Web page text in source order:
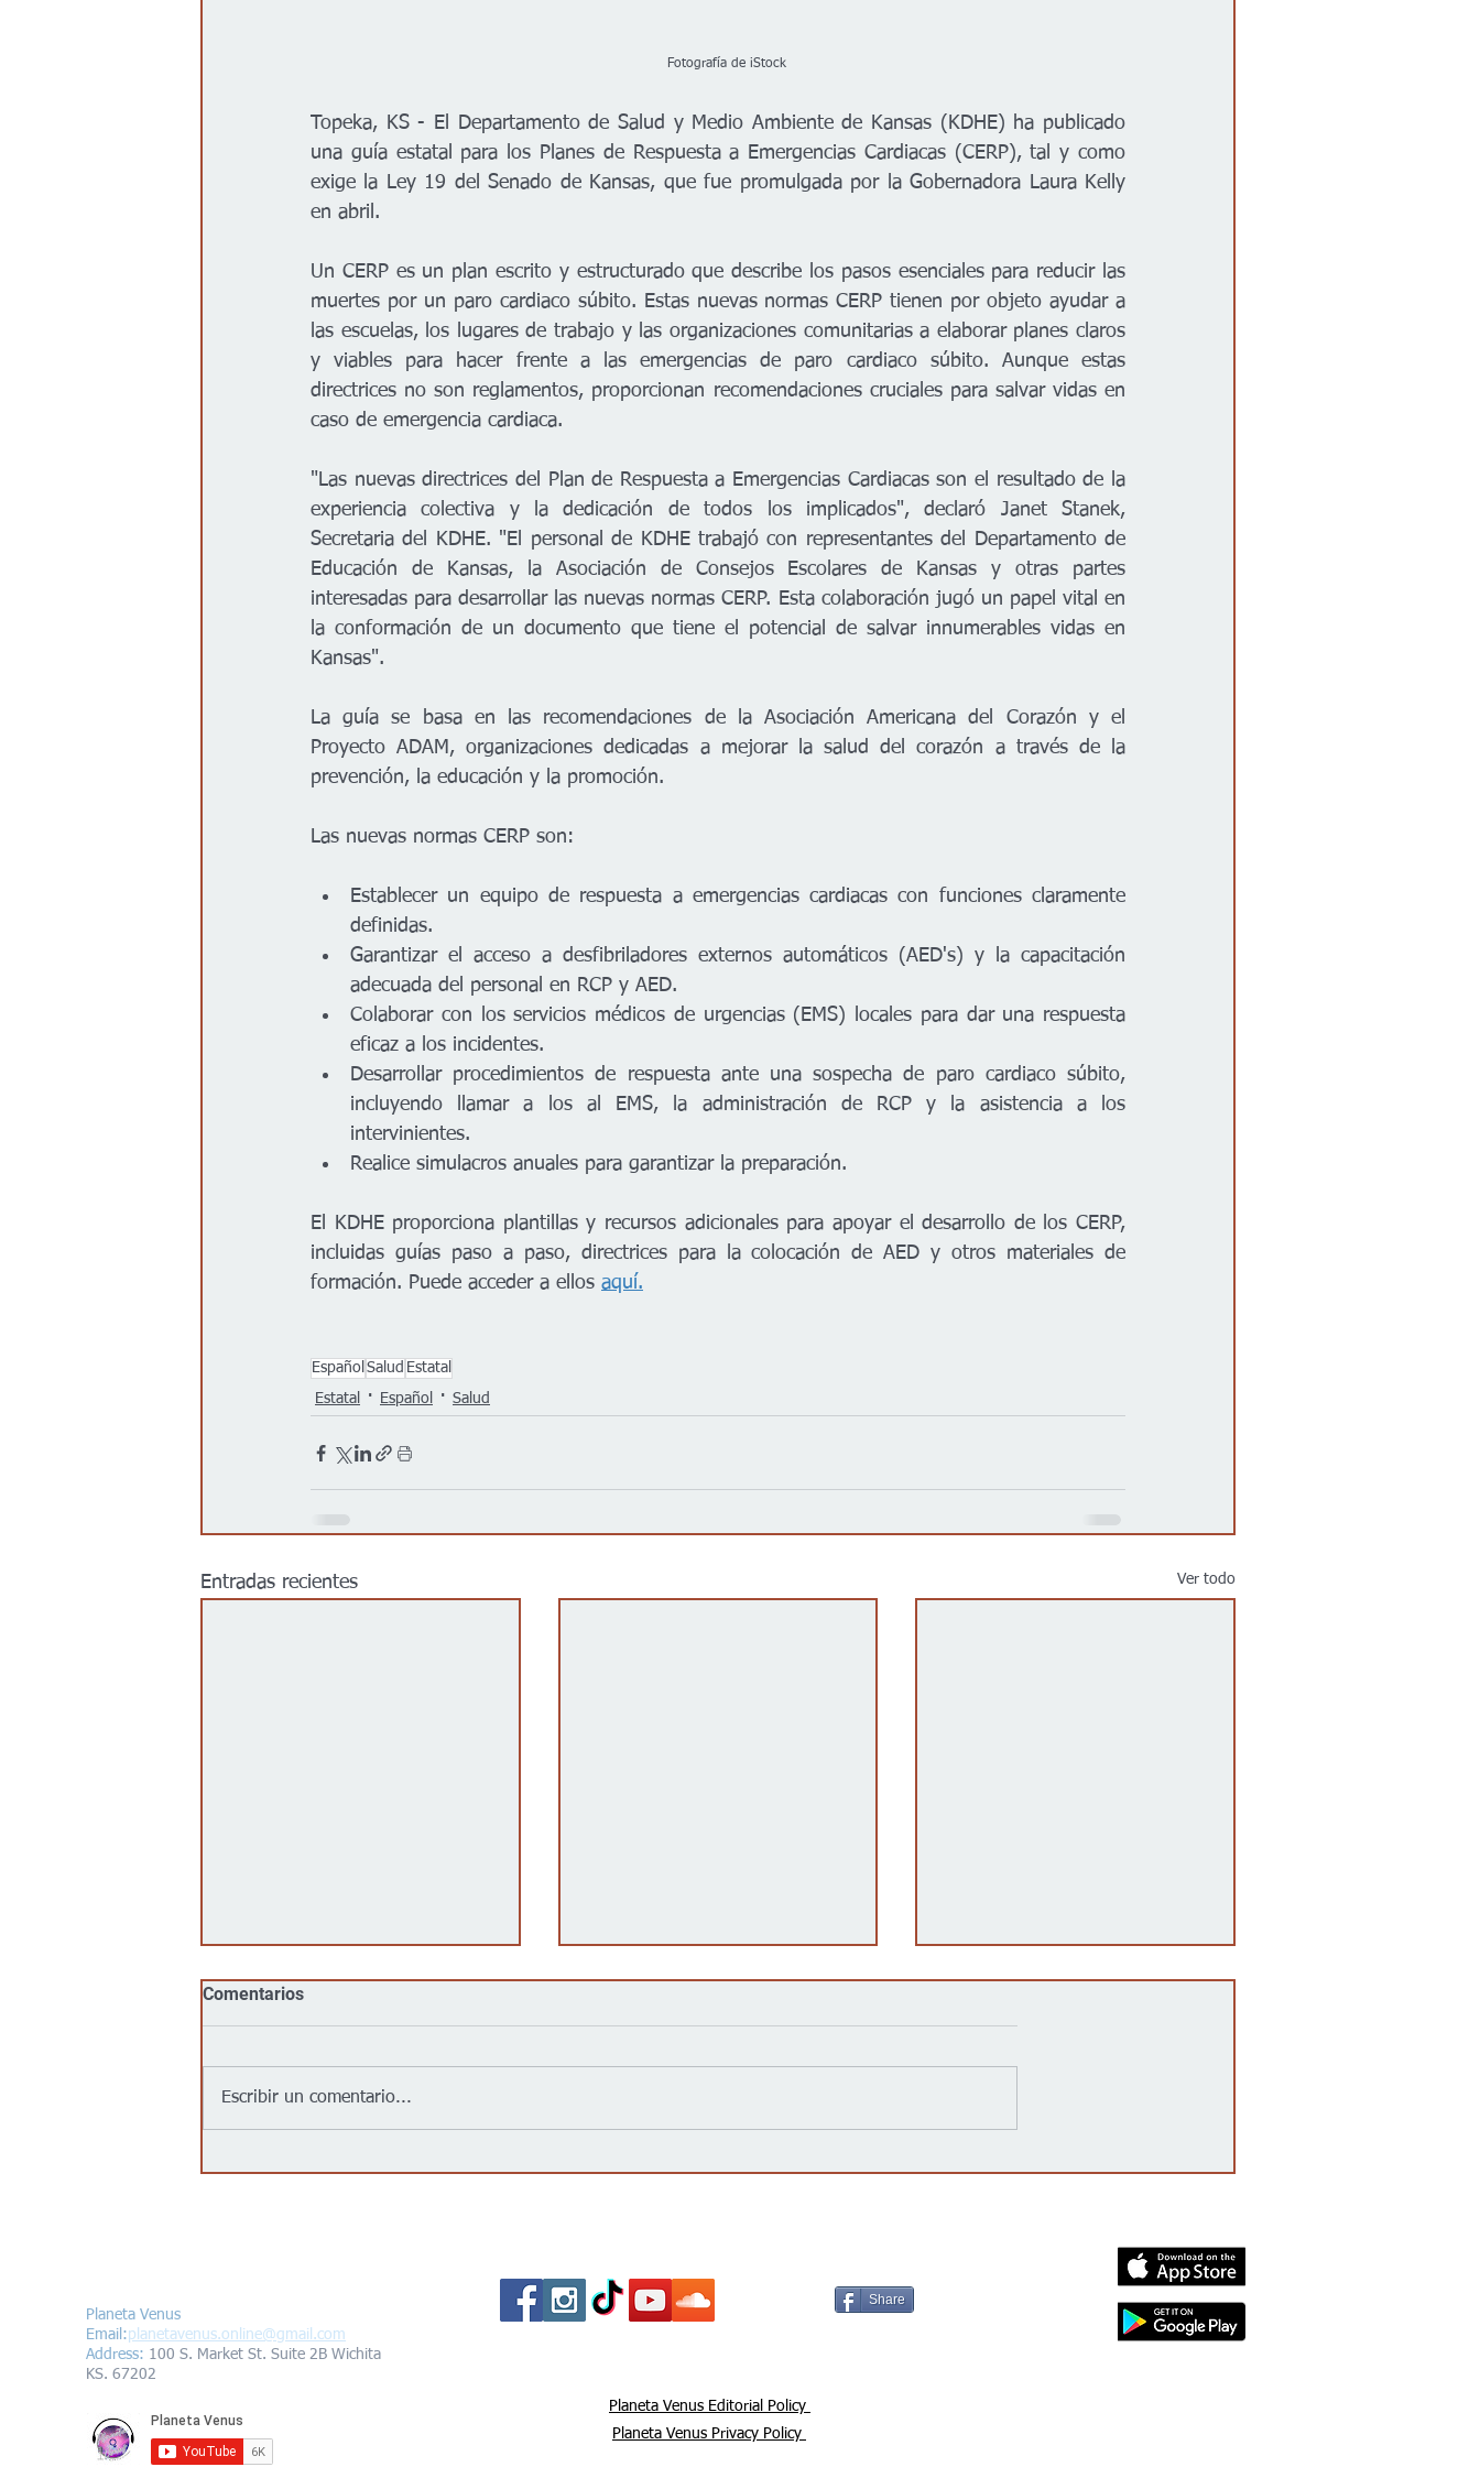
                                                                                 Fotografía de iStock
Topeka, KS - El Departamento de Salud y Medio Ambiente de Kansas (KDHE) ha publicado
una guía estatal para los Planes de Respuesta a Emergencias Cardiacas (CERP), tal y como
exige la Ley 19 del Senado de Kansas, que fue promulgada por la Gobernadora Laura Kelly
en abril.
Un CERP es un plan escrito y estructurado que describe los pasos esenciales para reducir las
muertes por un paro cardiaco súbito. Estas nuevas normas CERP tienen por objeto ayudar a
las escuelas, los lugares de trabajo y las organizaciones comunitarias a elaborar planes claros
y viables para hacer frente a las emergencias de paro cardiaco súbito. Aunque estas
directrices no son reglamentos, proporcionan recomendaciones cruciales para salvar vidas en
caso de emergencia cardiaca.
"Las nuevas directrices del Plan de Respuesta a Emergencias Cardiacas son el resultado de la
experiencia colectiva y la dedicación de todos los implicados", declaró Janet Stanek,
Secretaria del KDHE. "El personal de KDHE trabajó con representantes del Departamento de
Educación de Kansas, la Asociación de Consejos Escolares de Kansas y otras partes
interesadas para desarrollar las nuevas normas CERP. Esta colaboración jugó un papel vital en
la conformación de un documento que tiene el potencial de salvar innumerables vidas en
Kansas".
La guía se basa en las recomendaciones de la Asociación Americana del Corazón y el
Proyecto ADAM, organizaciones dedicadas a mejorar la salud del corazón a través de la
prevención, la educación y la promoción.
Las nuevas normas CERP son:
Establecer un equipo de respuesta a emergencias cardiacas con funciones claramente
definidas.
Garantizar el acceso a desfibriladores externos automáticos (AED's) y la capacitación
adecuada del personal en RCP y AED.
Colaborar con los servicios médicos de urgencias (EMS) locales para dar una respuesta
eficaz a los incidentes.
Desarrollar procedimientos de respuesta ante una sospecha de paro cardiaco súbito,
incluyendo llamar a los al EMS, la administración de RCP y la asistencia a los
intervinientes.
Realice simulacros anuales para garantizar la preparación.
El KDHE proporciona plantillas y recursos adicionales para apoyar el desarrollo de los CERP,
incluidas guías paso a paso, directrices para la colocación de AED y otros materiales de
formación. Puede acceder a ellos aquí.
Español Salud Estatal
Estatal
Español Salud
Entradas recientes Ver todo
Comentarios
Escribir un comentario...
Planeta Venus
Email:planetavenus.online@gmail.com
Address: 100 S. Market St. Suite 2B Wichita
KS. 67202
Share
Planeta Venus Privacy Policy
Planeta Venus Editorial Policy